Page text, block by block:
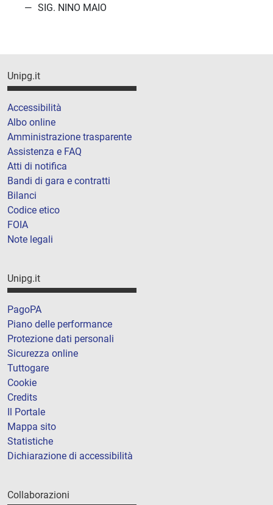
SIG. NINO MAIO
Unipg.it
Accessibilità
Albo online
Amministrazione trasparente
Assistenza e FAQ
Atti di notifica
Bandi di gara e contratti
Bilanci
Codice etico
FOIA
Note legali
Unipg.it
PagoPA
Piano delle performance
Protezione dati personali
Sicurezza online
Tuttogare
Cookie
Credits
Il Portale
Mappa sito
Statistiche
Dichiarazione di accessibilità
Collaborazioni